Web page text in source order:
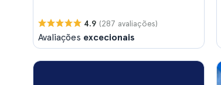
4.9 (287 avaliações)
Avaliações excecionais